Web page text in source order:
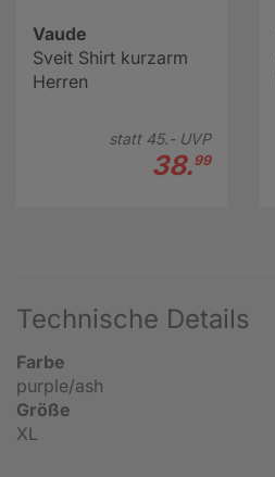
Vaude
Sveit Shirt kurzarm
Herren
statt 45.-UVP
38.99
Technische Details
Farbe
purple/ash
Größe
XL